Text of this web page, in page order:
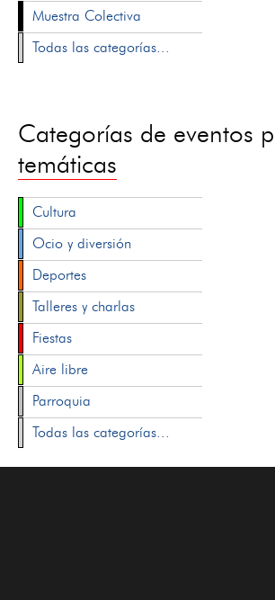
Muestra Colectiva
Todas las categorías...
Categorías de eventos
temáticas
Cultura
Ocio y diversión
Deportes
Talleres y charlas
Fiestas
Aire libre
Parroquia
Todas las categorías...